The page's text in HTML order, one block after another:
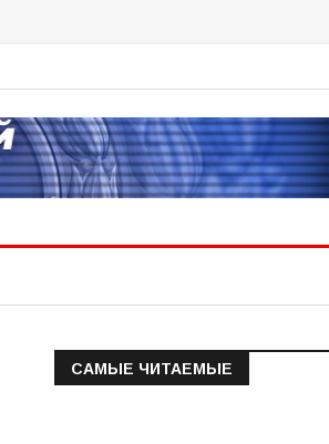
САМЫЕ ЧИТАЕМЫЕ
Информация о состоянии